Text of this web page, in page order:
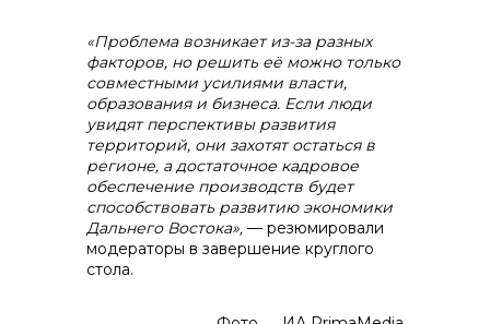
«Проблема возникает из-за разных
факторов, но решить её можно только
совместными усилиями власти,
образования и бизнеса. Если люди
увидят перспективы развития
территорий, они захотят остаться в
регионе, а достаточное кадровое
обеспечение производств будет
способствовать развитию экономики
Дальнего Востока», — резюмировали
модераторы в завершение круглого
стола.